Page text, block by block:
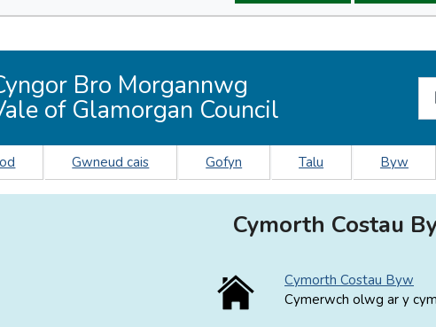
Bro Morgannwg
of Glamorgan Council
Gwneud cais Gofyn Talu Byw
Cymorth Costau
Cymorth Costau Byw
Cymerwch olwg ar y